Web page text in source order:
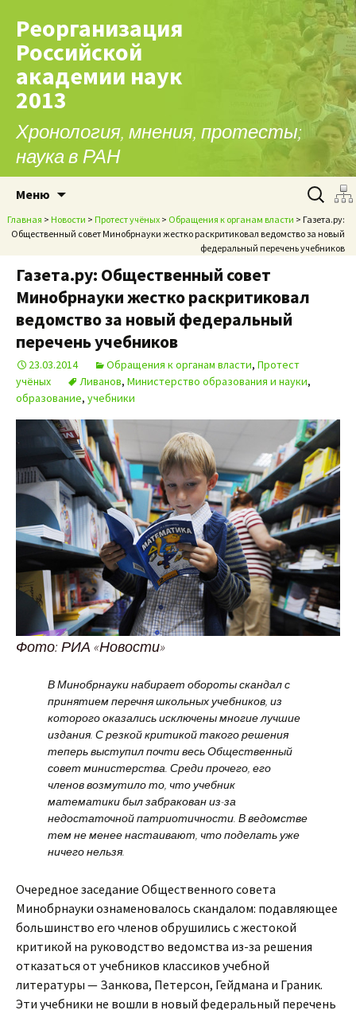
Реорганизация
Российской
академии наук
2013
Хронология, мнения, протесты;
наука в РАН
Меню Найти:
Главная > Новости > Протест учёных > Обращения к органам власти > Газета.ру:
Общественный совет Минобрнауки жестко раскритиковал ведомство за новый
федеральный перечень учебников
Газета.ру: Общественный совет
Минобрнауки жестко раскритиковал
ведомство за новый федеральный
перечень учебников
23.03.2014 Обращения к органам власти, Протест
учёных
Ливанов, Министерство образования и науки,
образование, учебники
Фото: РИА «Новости»
В Минобрнауки набирает обороты скандал с
принятием перечня школьных учебников, из
которого оказались исключены многие лучшие
издания. С резкой критикой такого решения
теперь выступил почти весь Общественный
совет министерства. Среди прочего, его
членов возмутило то, что учебник
математики был забракован из-за
недостаточной патриотичности. В ведомстве
тем не менее настаивают, что поделать уже
ничего нельзя.
Очередное заседание Общественного совета
Минобрнауки ознаменовалось скандалом: подавляющее
большинство его членов обрушились с жестокой
критикой на руководство ведомства из-за решения
отказаться от учебников классиков учебной
литературы — Занкова, Петерсон, Гейдмана и Граник.
Эти учебники не вошли в новый федеральный перечень